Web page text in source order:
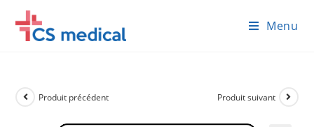
content
Menu
Produit précédent Produit suivant